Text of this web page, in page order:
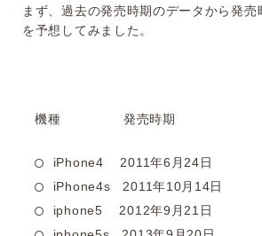
まず、過去の発売時期のデータから発売
を予想してみました。
機種 発売時期
iPhone4 2011年6月24日
iPhone4s 2011年10月14日
iphone5 2012年9月21日